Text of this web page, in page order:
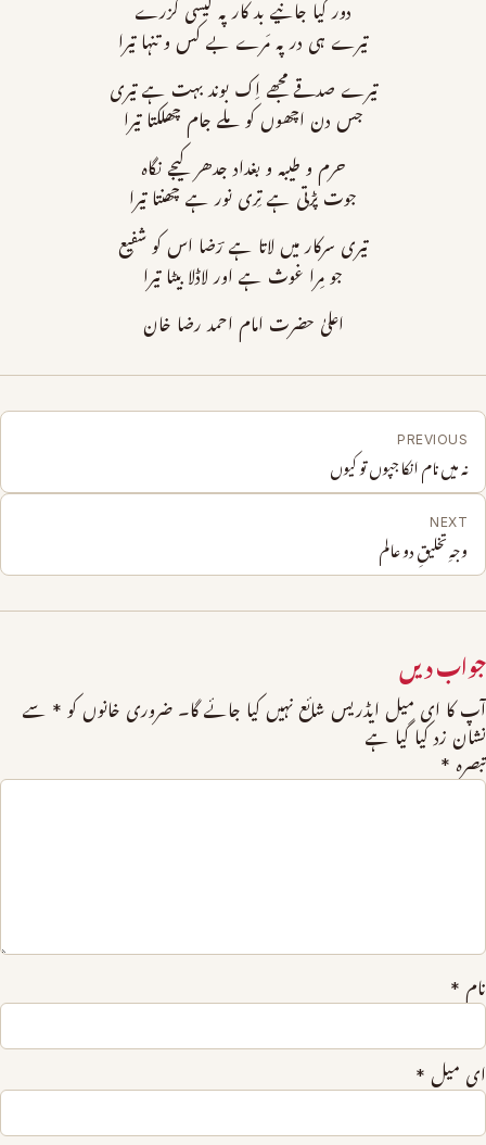
دور کیا جانیے بد کار پہ کیسی گزرے
تیرے ہی در پہ مَرے بے کس و تنہا تیرا
تیرے صدقے مجھے اِک بوند بہت ہے تیری
جس دن اچھوں کو ملے جام چھلکتا تیرا
حرم و طیبہ و بغداد جدھر کیجے نگاہ
جوت پڑتی ہے تِری نور ہے چھنتا تیرا
تیری سرکار میں لاتا ہے رؔضا اس کو شفیع
جو مِرا غوث ہے اور لاڈلا بیٹا تیرا
اعلیٰ حضرت امام احمد رضا خان
PREVIOUS
نہ میں نام انکا جپوں تو کیوں
NEXT
وجہِ تخلیقِ دو عالم
جواب دیں
آپ کا ای میل ایڈریس شائع نہیں کیا جائے گا۔ ضروری خانوں کو * سے
نشان زد کیا گیا ہے
تبصرہ *
نام *
ای میل *